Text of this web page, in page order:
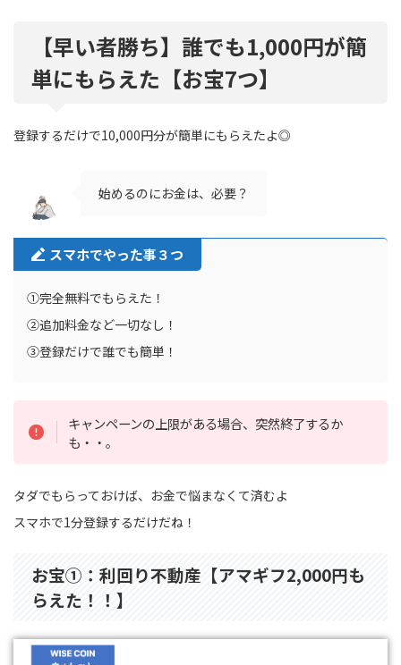
【早い者勝ち】誰でも1,000円が簡
単にもらえた【お宝7つ】
登録するだけで10,000円分が簡単にもらえたよ◎
始めるのにお金は、必要？
スマホでやった事３つ
①完全無料でもらえた！
②追加料金など一切なし！
③登録だけで誰でも簡単！
キャンペーンの上限がある場合、突然終了するか
も・・。
タダでもらっておけば、お金で悩まなくて済むよ
スマホで1分登録するだけだね！
お宝①：利回り不動産【アマギフ2,000円も
らえた！！】